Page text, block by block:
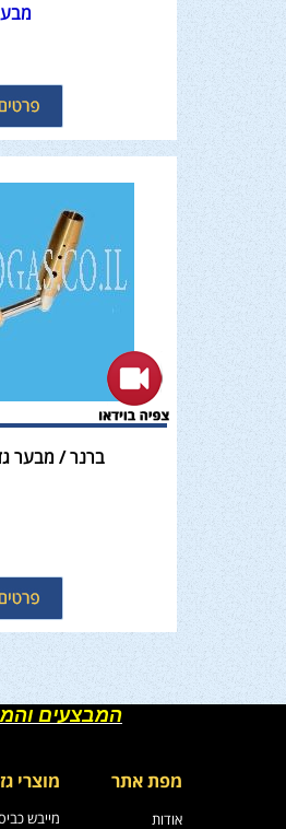
ברנר / מבער
המבצעים
מפת אתר מוצרי
אודות
מייבש